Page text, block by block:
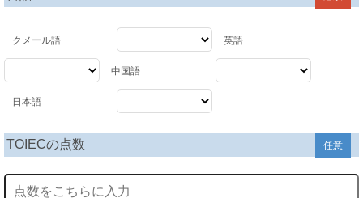
クメール語 英語
中国語
日本語
TOIECの点数 任意